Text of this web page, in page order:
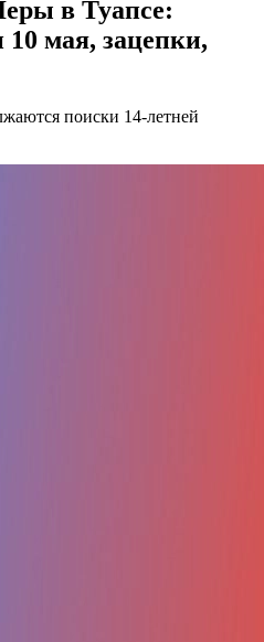
в Туапсе:
10 мая, зацепки,
поиски 14-летней